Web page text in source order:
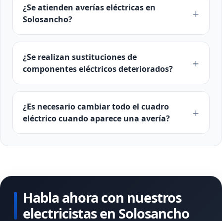
¿Se atienden averías eléctricas en
Solosancho?
¿Se realizan sustituciones de
componentes eléctricos deteriorados?
¿Es necesario cambiar todo el cuadro
eléctrico cuando aparece una avería?
Habla ahora con nuestros
electricistas en Solosancho